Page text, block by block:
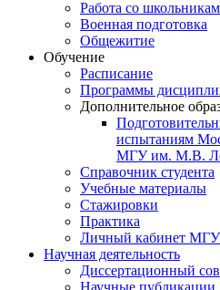
Работа со
Военная подготовка
Общежитие
Обучение
Расписание
Программы
Дополнительное
испытаниям
МГУ им. М.В.
Справочник студента
Учебные материалы
Стажировки
Практика
Личный кабинет МГУ
Научная деятельность
Диссертационный